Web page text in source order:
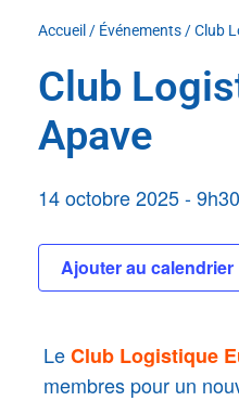
Accueil / Événements /Club
Club
Apave
14 octobre 2025-9h30
Ajouter au calendrier
LeClub Logistique
membres pour un